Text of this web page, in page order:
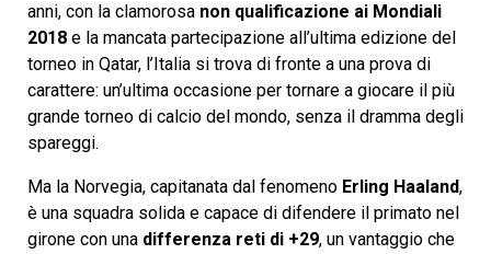
anni, con la clamorosa non qualificazione ai Mondiali
2018 e la mancata partecipazione all’ultima edizione del
torneo in Qatar, l’Italia si trova di fronte a una prova di
carattere: un’ultima occasione per tornare a giocare il più
grande torneo di calcio del mondo, senza il dramma degli
spareggi.
Ma la Norvegia, capitanata dal fenomeno Erling Haaland,
è una squadra solida e capace di difendere il primato nel
girone con una differenza reti di +29, un vantaggio che